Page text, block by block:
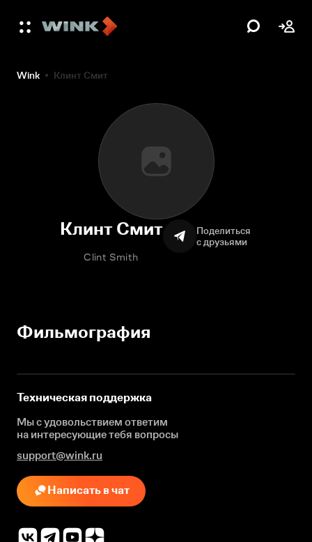
Wink Клинт Смит
Клинт Смит
Clint Smith
Поделиться
с друзьями
Фильмография
Техническая поддержка
Мы с удовольствием ответим
на интересующиетебя вопросы
support@wink.ru
Написать в чат